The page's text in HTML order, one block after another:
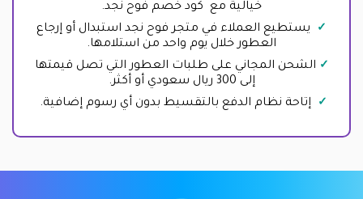
خيالية مع كود خصم فوح نجد.
يستطيع العملاء في متجر فوح نجد استبدال أو إرجاع
العطور خلال يوم واحد من استلامها.
الشحن المجاني على طلبات العطور التي تصل قيمتها
إلى 300 ريال سعودي أو أكثر.
إتاحة نظام الدفع بالتقسيط بدون أي رسوم إضافية.